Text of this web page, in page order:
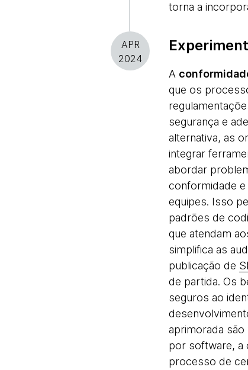
torna a
APR
2024
A
que os
segurança e
alternativa, as
integrar
abordar
conformidade
equipes. Isso
padrões de
que atendam
simplifica as
publicação de
de partida. Os
seguros ao
aprimorada são
por software, a
processo de